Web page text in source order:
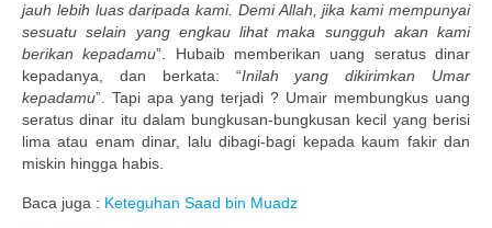
jauh lebih luas daripada kami. Demi Allah, jika kami mempunyai
sesuatu selain yang engkau lihat maka sungguh akan kami
berikan kepadamu”. Hubaib memberikan uang seratus dinar
kepadanya, dan berkata: “Inilah yang dikirimkan Umar
kepadamu”. Tapi apa yang terjadi ? Umair membungkus uang
seratus dinar itu dalam bungkusan-bungkusan kecil yang berisi
lima atau enam dinar, lalu dibagi-bagi kepada kaum fakir dan
miskin hingga habis.
Baca juga : Keteguhan Saad bin Muadz